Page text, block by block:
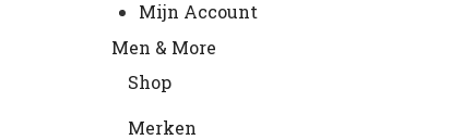
Mijn Account
Men & More
Shop
Merken